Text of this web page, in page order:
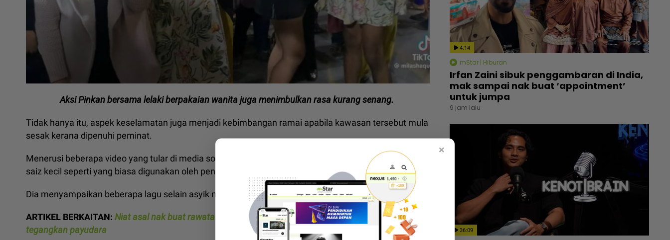
Aksi Pinkan bersama lelaki berpakaian wanita juga menimbulkan rasa kurang senang.
Tidak hanya itu, aspek keselamatan juga menjadi kebimbangan ramai apabila kawasan tersebut mula
sesak kerana dipenuhi peminat.
Menerusi beberapa video yang tular di media sosial kelihatan Pinkan menggunakan pembesar suara
saiz kecil seperti yang biasa digunakan oleh penyanyi jalanan.
Dia menyampaikan beberapa lagu selain asyik menari menghiburkan peminat.
ARTIKEL BERKAITAN: Niat asal nak buat rawatan muka, Siti Badriah tukar ‘plan’ jalani pembedahan
tegangkan payudara
4:14
mStar | Hiburan
Irfan Zaini sibuk penggambaran di India,
mak sampai nak buat ‘appointment’
untuk jumpa
9 jam lalu
36:09
×